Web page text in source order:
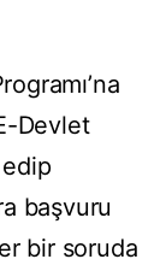
Devlet
başvuru
bir soruda